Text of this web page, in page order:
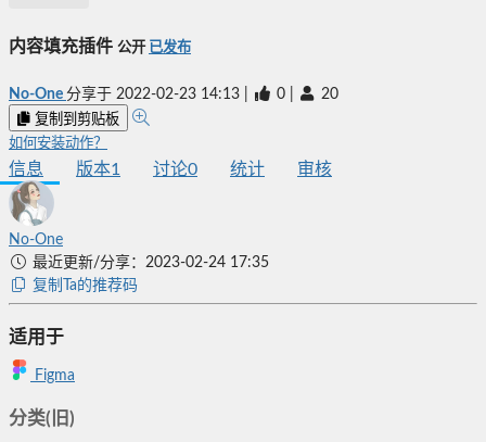
内容填充插件 公开 已发布
No-One 分享于 2022-02-23 14:13 0 20
复制到剪贴板
如何安装动作？
信息 版本1 讨论0 统计 审核
No-One
最近更新/分享：2023-02-24 17:35
复制Ta的推荐码
适用于
Figma
分类(旧)